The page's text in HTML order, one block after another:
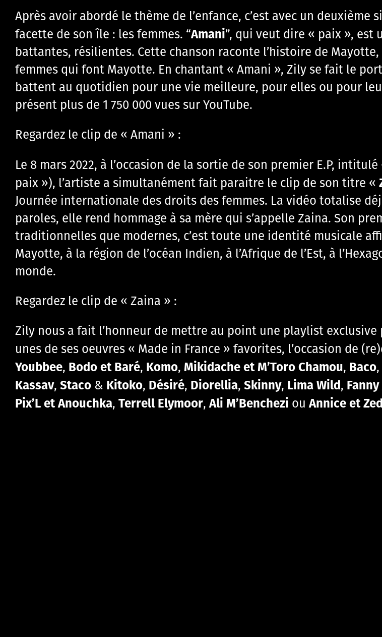
Après avoir abordé le thème de l’enfance, c’est avec un
facette de son île : les femmes. “Amani”, qui veut dire « paix », est
battantes, résilientes. Cette chanson raconte l’histoire de
femmes qui font Mayotte. En chantant « Amani », Zily se fait le
battent au quotidien pour une vie meilleure, pour elles ou pour
présent plus de 1 750 000 vues sur YouTube.
Regardez le clip de « Amani » :
Le 8 mars 2022, à l’occasion de la sortie de son premier E.P, intitulé
paix »), l’artiste a simultanément fait paraitre le clip de son titre «
Journée internationale des droits des femmes. La vidéo totalise
paroles, elle rend hommage à sa mère qui s’appelle Zaina. Son
traditionnelles que modernes, c’est toute une identité musicale
Mayotte, à la région de l’océan Indien, à l’Afrique de l’Est, à
monde.
Regardez le clip de « Zaina » :
Zily nous a fait l’honneur de mettre au point une playlist exclusive
unes de ses oeuvres « Made in France » favorites, l’occasion de
Youbbee, Bodo et Baré, Komo, Mikidache et M’Toro Chamou, Baco,
Kassav, Staco & Kitoko, Désiré, Diorellia, Skinny, Lima Wild, Fanny
Pix’L et Anouchka, Terrell Elymoor,Ali M’Benchezi ouAnnice et